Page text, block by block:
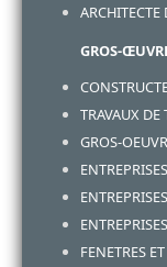
GROS-
TRAVAUX DE
GROS-
FENETRES